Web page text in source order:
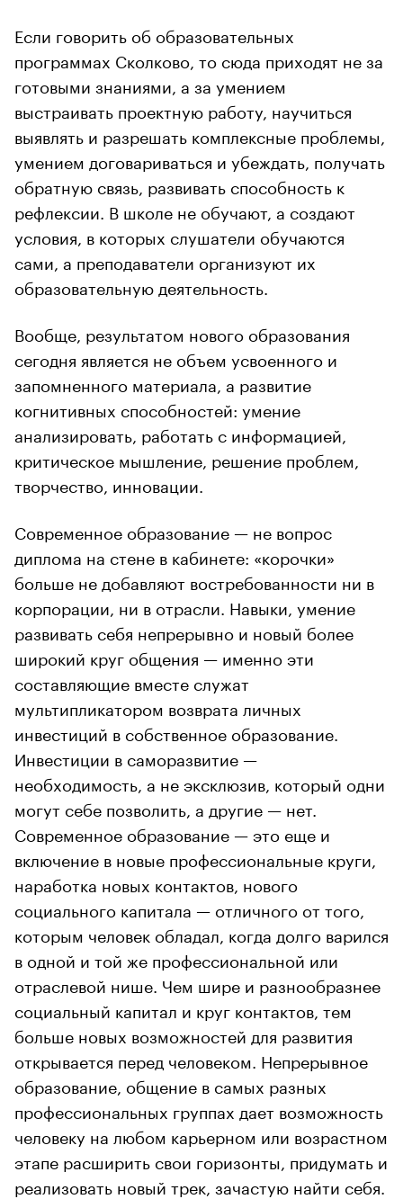
Если говорить об образовательных
программах Сколково, то сюда приходят не за
готовыми знаниями, а за умением
выстраивать проектную работу, научиться
выявлять и разрешать комплексные проблемы,
умением договариваться и убеждать, получать
обратную связь, развивать способность к
рефлексии. В школе не обучают, а создают
условия, в которых слушатели обучаются
сами, а преподаватели организуют их
образовательную деятельность.
Вообще, результатом нового образования
сегодня является не объем усвоенного и
запомненного материала, а развитие
когнитивных способностей: умение
анализировать, работать с информацией,
критическое мышление, решение проблем,
творчество, инновации.
Современное образование — не вопрос
диплома на стене в кабинете: «корочки»
больше не добавляют востребованности ни в
корпорации, ни в отрасли. Навыки, умение
развивать себя непрерывно и новый более
широкий круг общения — именно эти
составляющие вместе служат
мультипликатором возврата личных
инвестиций в собственное образование.
Инвестиции в саморазвитие —
необходимость, а не эксклюзив, который одни
могут себе позволить, а другие — нет.
Современное образование — это еще и
включение в новые профессиональные круги,
наработка новых контактов, нового
социального капитала — отличного от того,
которым человек обладал, когда долго варился
в одной и той же профессиональной или
отраслевой нише. Чем шире и разнообразнее
социальный капитал и круг контактов, тем
больше новых возможностей для развития
открывается перед человеком. Непрерывное
образование, общение в самых разных
профессиональных группах дает возможность
человеку на любом карьерном или возрастном
этапе расширить свои горизонты, придумать и
реализовать новый трек, зачастую найти себя.